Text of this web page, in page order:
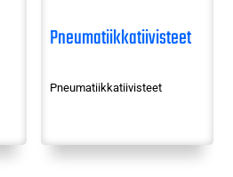
Pneumatiikkatiivisteet
Pneumatiikkatiivisteet